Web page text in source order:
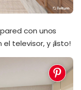
con unos
televisor, y ¡listo!